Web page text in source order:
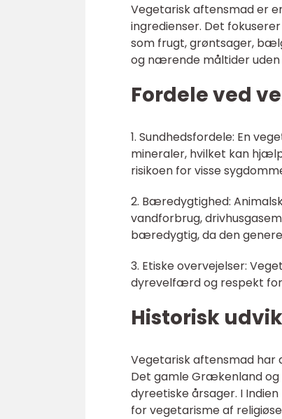
Vegetarisk aftensmad er
ingredienser. Det
som frugt, grøntsager,
og nærende måltider
Fordele ved
1. Sundhedsfordele: En
mineraler, hvilket kan
risikoen for visse
2. Bæredygtighed:
vandforbrug,
bæredygtig, da den
3. Etiske overvejelser:
dyrevelfærd og respekt
Historisk
Vegetarisk aftensmad har
Det gamle Grækenland
dyreetiske årsager. I
for vegetarisme af